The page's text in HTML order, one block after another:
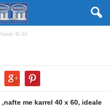
40 60
me karrel 40 x 60, ideale